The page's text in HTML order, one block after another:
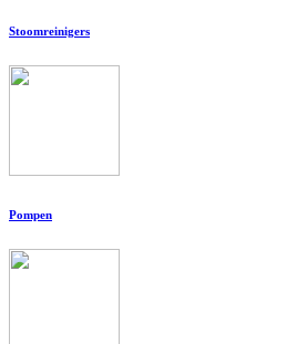
Stoomreinigers
Pompen